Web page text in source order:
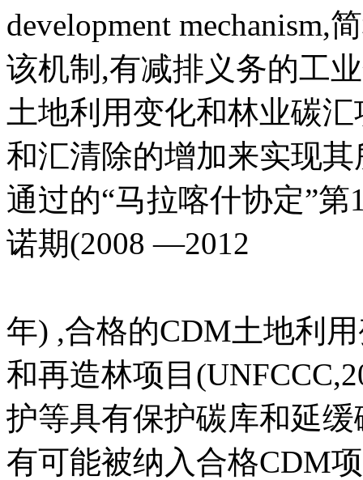
development mechanism,
该机制,有减排义务的工
土地利用变化和林业碳
和汇清除的增加来实现
通过的“马拉喀什协定”第
诺期(2008 —2012
年) ,合格的CDM土地利
和再造林项目
护等具有保护碳库和延
有可能被纳入合格CDM